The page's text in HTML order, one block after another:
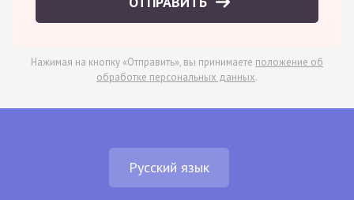
Нажимая на кнопку «Отправить», вы принимаете положение об
обработке персональных данных.
Русский язык